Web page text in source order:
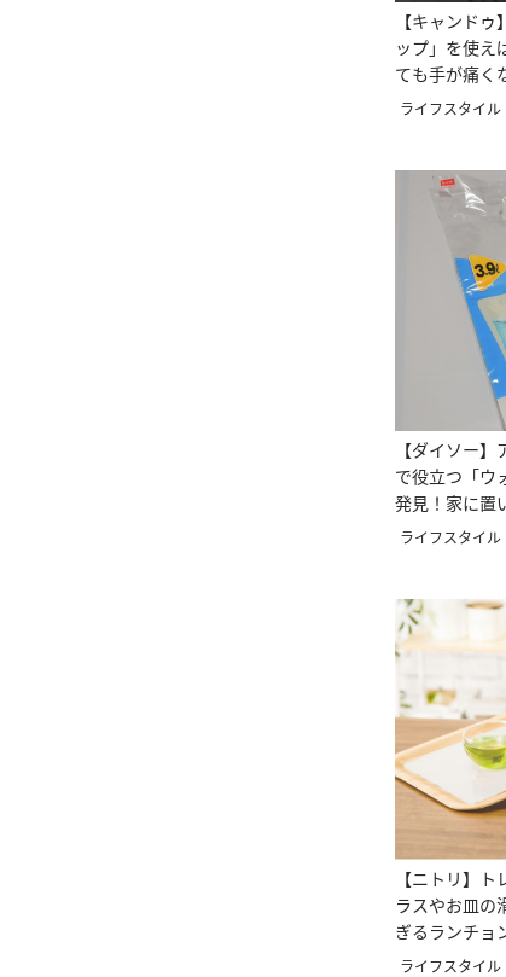
【キャンド
ップ」を使え
ても手が痛く
ライフスタイル
【ダイソー
で役立つ「ウ
発見！家に置
も使えそう
ライフスタイル
【ニトリ】
ラスやお皿の
ぎるランチョ
した！
ライフスタイル